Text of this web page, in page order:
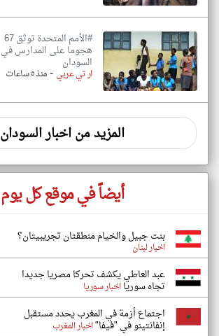
#الأمم المتحدة توثق 67
هجوما على المدارس في
السودان
ار تي عربي -منذ ٥ ساعات
المزيد من اخبار السودان
أيضاً في موقع كل يوم
بنت جبيل والخيام منطقتان تجريبيتان؟
اخبار لبنان
عبد العاطي يكشف تحركا مصريا جديدا
تجاه سوريااخبار سوريا
اجتماع أزمة في المغرب يحدد مستقبل
إنفانتينو في "فيفا"اخبار المغرب